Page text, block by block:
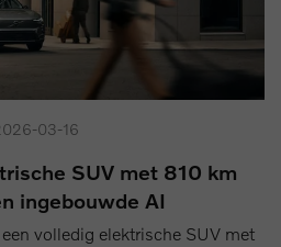
03-16
SUV met 810 km
ingebouwde AI
volledig elektrische SUV met